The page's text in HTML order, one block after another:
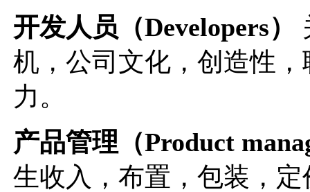
开发人员（Developers）
机，公司文化，创造性
力。
产品管理（Product
生收入，布置，包装，